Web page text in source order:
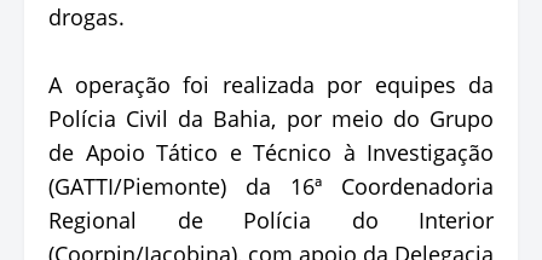
drogas.
A operação foi realizada por equipes da
Polícia Civil da Bahia, por meio do Grupo
de Apoio Tático e Técnico à Investigação
(GATTI/Piemonte) da 16ª Coordenadoria
Regional de Polícia do Interior
(Coorpin/Jacobina), com apoio da Delegacia